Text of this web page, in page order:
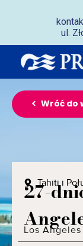
ul.
Wróć do
Tahiti i
27-
Los Angeles